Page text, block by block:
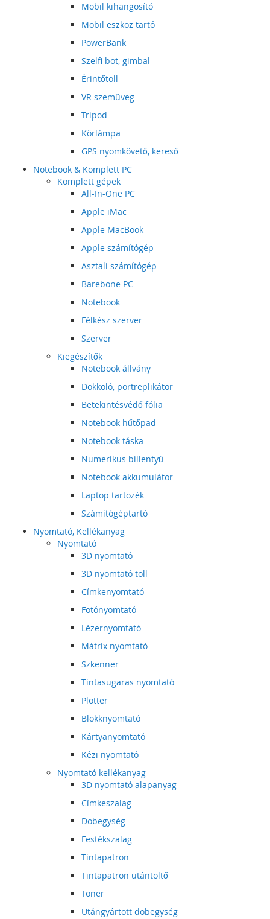
Mobil kihangosító
Mobil eszköz tartó
PowerBank
Szelfi bot, gimbal
Érintőtoll
VR szemüveg
Tripod
Körlámpa
GPS nyomkövető, kereső
Notebook & Komplett PC
Komplett gépek
All-In-One PC
Apple iMac
Apple MacBook
Apple számítógép
Asztali számítógép
Barebone PC
Notebook
Félkész szerver
Szerver
Kiegészítők
Notebook állvány
Dokkoló, portreplikátor
Betekintésvédő fólia
Notebook hűtőpad
Notebook táska
Numerikus billentyű
Notebook akkumulátor
Laptop tartozék
Számitógéptartó
Nyomtató, Kellékanyag
Nyomtató
3D nyomtató
3D nyomtató toll
Címkenyomtató
Fotónyomtató
Lézernyomtató
Mátrix nyomtató
Szkenner
Tintasugaras nyomtató
Plotter
Blokknyomtató
Kártyanyomtató
Kézi nyomtató
Nyomtató kellékanyag
3D nyomtató alapanyag
Címkeszalag
Dobegység
Festékszalag
Tintapatron
Tintapatron utántöltő
Toner
Utángyártott dobegység